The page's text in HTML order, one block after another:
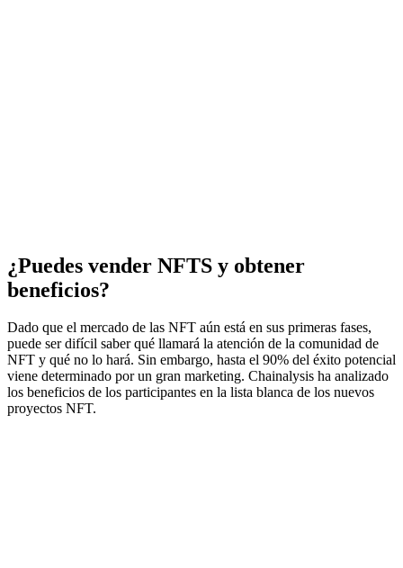
¿Puedes vender NFTS y obtener
beneficios?
Dado que el mercado de las NFT aún está en sus primeras fases,
puede ser difícil saber qué llamará la atención de la comunidad de
NFT y qué no lo hará. Sin embargo, hasta el 90% del éxito potencial
viene determinado por un gran marketing. Chainalysis ha analizado
los beneficios de los participantes en la lista blanca de los nuevos
proyectos NFT.